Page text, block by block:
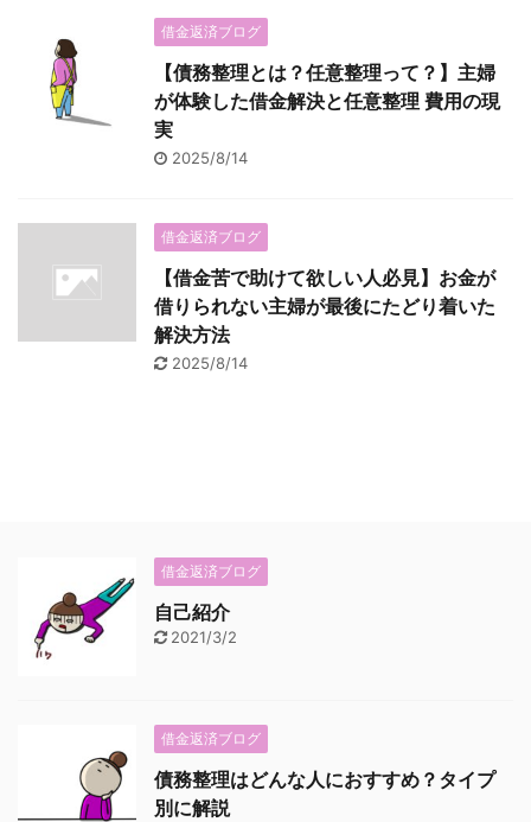
借金返済ブログ
【債務整理とは？任意整理って？】主婦
が体験した借金解決と任意整理 費用の現
実
2025/8/14
借金返済ブログ
【借金苦で助けて欲しい人必見】お金が
借りられない主婦が最後にたどり着いた
解決方法
2025/8/14
借金返済ブログ
自己紹介
2021/3/2
借金返済ブログ
債務整理はどんな人におすすめ？タイプ
別に解説